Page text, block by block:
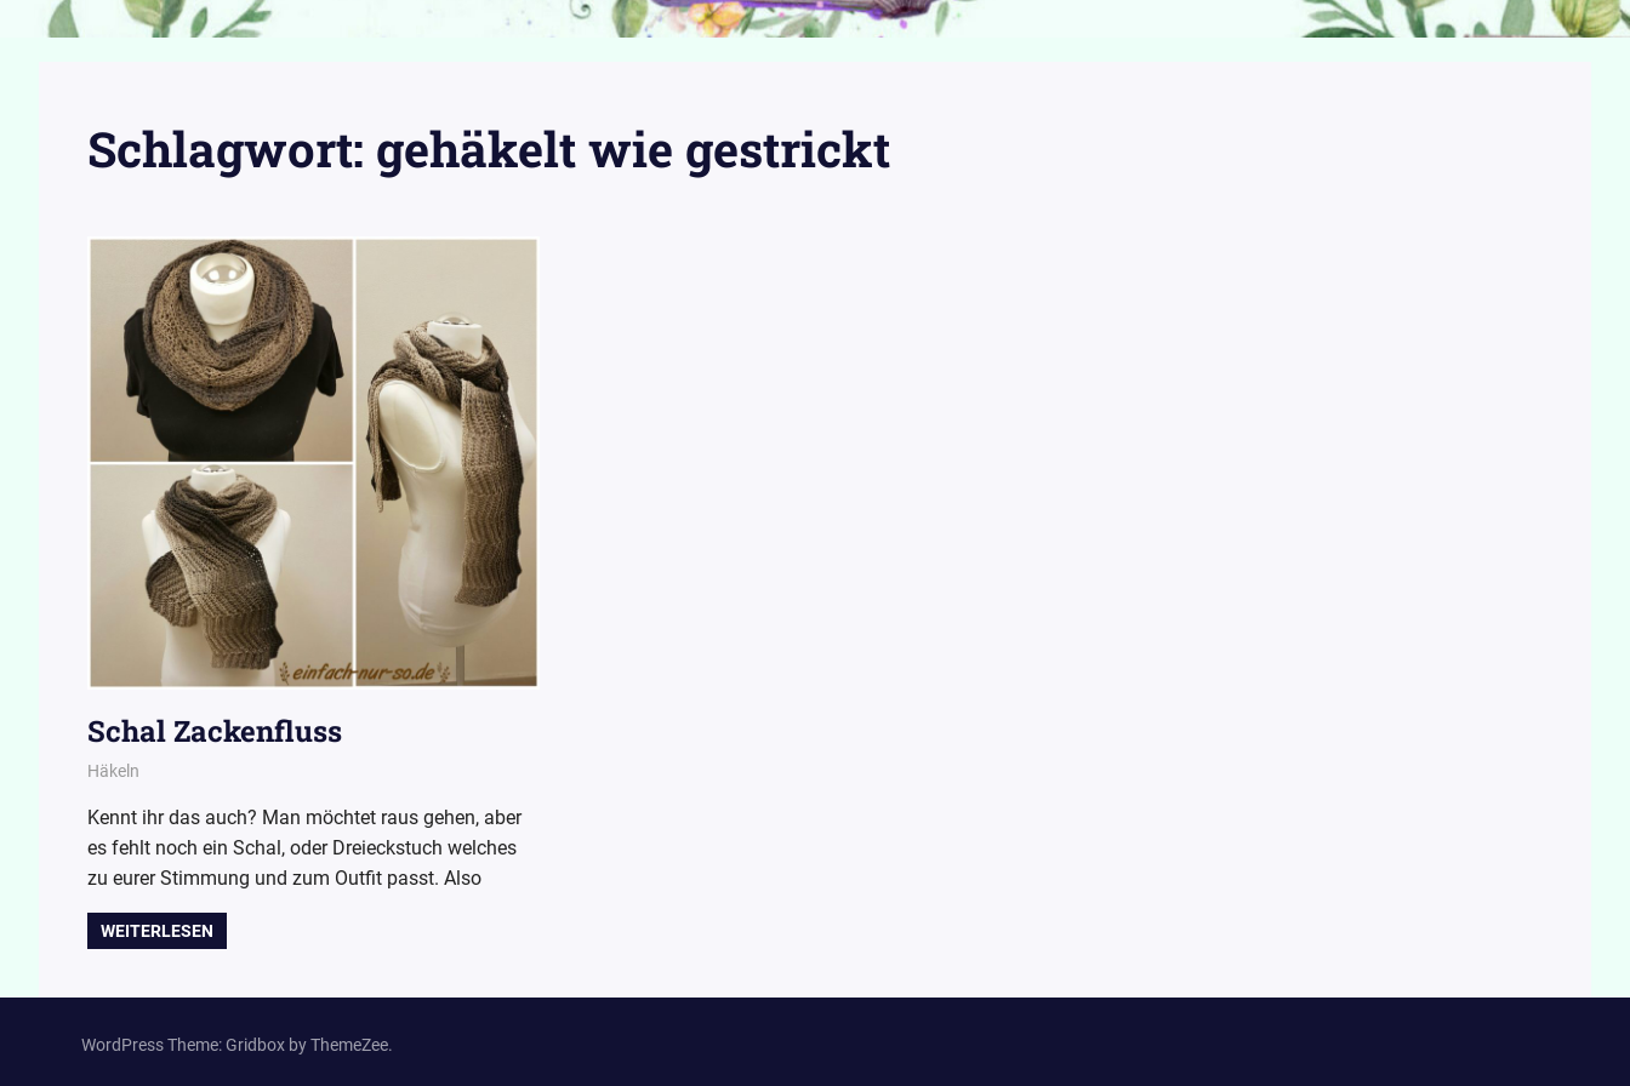
Schlagwort: gehäkelt wie gestrickt
Schal Zackenfluss
11. Februar 2017
Wollpoesie
Häkeln
Kennt ihr das auch? Man möchtet raus gehen, aber
es fehlt noch ein Schal, oder Dreieckstuch welches
zu eurer Stimmung und zum Outfit passt. Also
WEITERLESEN
WordPress Theme: Gridbox by ThemeZee.